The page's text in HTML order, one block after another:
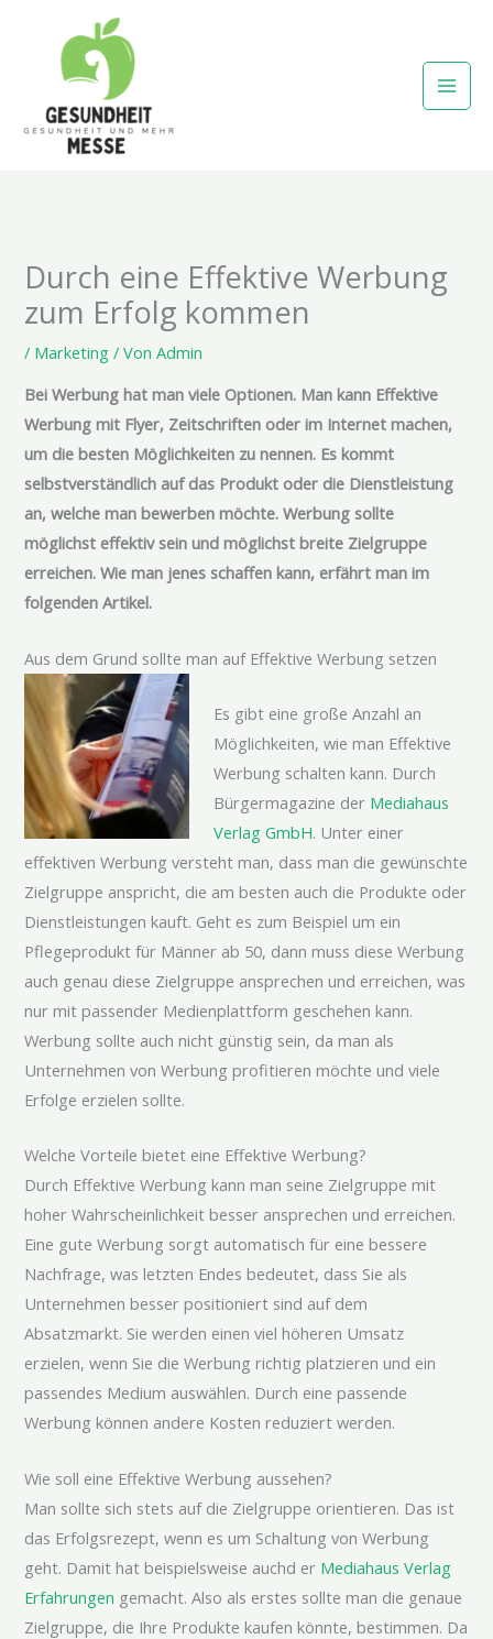
springen
Durch eine Effektive Werbung
zum Erfolg kommen
/ Marketing / VonAdmin
Bei Werbung hat man viele Optionen. Man kann Effektive
Werbung mit Flyer, Zeitschriften oder im Internet machen,
um die besten Möglichkeiten zu nennen. Es kommt
selbstverständlich auf das Produkt oder die Dienstleistung
an, welche man bewerben möchte. Werbung sollte
möglichst effektiv sein und möglichst breite Zielgruppe
erreichen. Wie man jenes schaffen kann, erfährt man im
folgenden Artikel.
Aus dem Grund sollte man auf Effektive Werbung setzen
Es gibt eine große Anzahl an
Möglichkeiten, wie man Effektive
Werbung schalten kann. Durch
Bürgermagazine der Mediahaus
Verlag GmbH. Unter einer
effektiven Werbung versteht man, dass man die gewünschte
Zielgruppe anspricht, die am besten auch die Produkte oder
Dienstleistungen kauft. Geht es zum Beispiel um ein
Pflegeprodukt für Männer ab 50, dann muss diese Werbung
auch genau diese Zielgruppe ansprechen und erreichen, was
nur mit passender Medienplattform geschehen kann.
Werbung sollte auch nicht günstig sein, da man als
Unternehmen von Werbung profitieren möchte und viele
Erfolge erzielen sollte.
Welche Vorteile bietet eine Effektive Werbung?
Durch Effektive Werbung kann man seine Zielgruppe mit
hoher Wahrscheinlichkeit besser ansprechen und erreichen.
Eine gute Werbung sorgt automatisch für eine bessere
Nachfrage, was letzten Endes bedeutet, dass Sie als
Unternehmen besser positioniert sind auf dem
Absatzmarkt. Sie werden einen viel höheren Umsatz
erzielen, wenn Sie die Werbung richtig platzieren und ein
passendes Medium auswählen. Durch eine passende
Werbung können andere Kosten reduziert werden.
Wie soll eine Effektive Werbung aussehen?
Man sollte sich stets auf die Zielgruppe orientieren. Das ist
das Erfolgsrezept, wenn es um Schaltung von Werbung
geht. Damit hat beispielsweise auchd er Mediahaus Verlag
Erfahrungen gemacht. Also als erstes sollte man die genaue
Zielgruppe, die Ihre Produkte kaufen könnte, bestimmen. Da